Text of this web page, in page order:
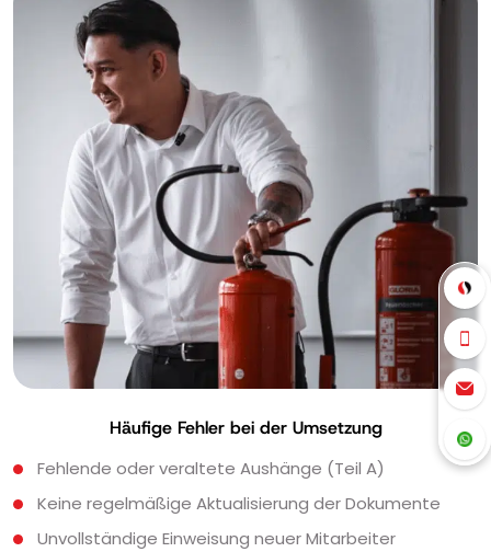
Häufige Fehler bei der Umsetzung
Fehlende oder veraltete Aushänge (Teil A)
Keine regelmäßige Aktualisierung der Dokumente
Unvollständige Einweisung neuer Mitarbeiter